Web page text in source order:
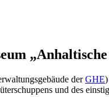
derGHE
und des